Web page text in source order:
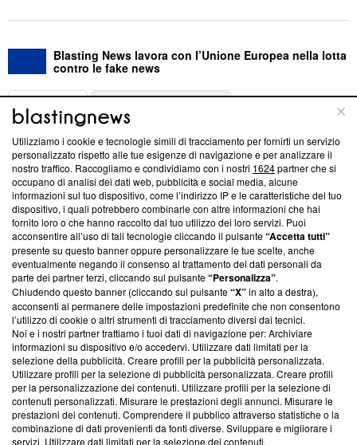
Blasting News lavora con l’Unione Europea nella lotta
contro le fake news
ABOUT
Questa sezione offre informazioni trasparenti su Blasting
News, sui nostri processi editoriali e su come ci impegniamo a
creare news di qualità. Inoltre, afferma la nostra aderenza a
‘Trust Project - News with Integrity’Blasting News non è
ancora membro del programma, ma ha richiesto di farne
parte; Trust Project non ha ancora effettuato una verifica di
conformità agli standard.
Su di noi
Team editoriale
Corporate
Redazione
Informativa Privacy
Cookie Policy
Utilizziamo i cookie e tecnologie simili di tracciamento per fornirti un servizio
personalizzato rispetto alle tue esigenze di navigazione e per analizzare il
nostro traffico. Raccogliamo e condividiamo con i nostri 1624partner che si
occupano di analisi dei dati web, pubblicità e social media, alcune
informazioni sul tuo dispositivo, come l’indirizzo IP e le caratteristiche del tuo
dispositivo, i quali potrebbero combinarle con altre informazioni che hai
fornito loro o che hanno raccolto dal tuo utilizzo dei loro servizi. Puoi
acconsentire all’uso di tali tecnologie cliccando il pulsante“Accetta tutti”
presente su questo banner oppure personalizzare le tue scelte, anche
eventualmente negando il consenso al trattamento dei dati personali da
parte dei partner terzi, cliccando sul pulsante“Personalizza”.
Chiudendo questo banner (cliccando sul pulsante“X”in alto a destra),
acconsenti al permanere delle impostazioni predefinite che non consentono
l’utilizzo di cookie o altri strumenti di tracciamento diversi dai tecnici.
Noi e i nostri partner trattiamo i tuoi dati di navigazione per: Archiviare
informazioni su dispositivo e/o accedervi. Utilizzare dati limitati per la
selezione della pubblicità. Creare profili per la pubblicità personalizzata.
Utilizzare profili per la selezione di pubblicità personalizzata. Creare profili
per la personalizzazione dei contenuti. Utilizzare profili per la selezione di
contenuti personalizzati. Misurare le prestazioni degli annunci. Misurare le
prestazioni dei contenuti. Comprendere il pubblico attraverso statistiche o la
combinazione di dati provenienti da fonti diverse. Sviluppare e migliorare i
servizi. Utilizzare dati limitati per la selezione dei contenuti.